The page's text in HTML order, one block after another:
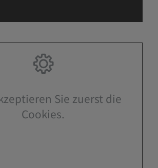
Sie zuerst die
Cookies.